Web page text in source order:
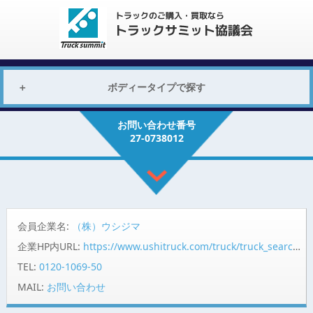
ボディータイプで探す
お問い合わせ番号
27-0738012
会員企業名:
（株）ウシジマ
企業HP内URL: https://www.ushitruck.com/truck/truck_search/detail?vehicle=17356
TEL: 0120-1069-50
MAIL: お問い合わせ